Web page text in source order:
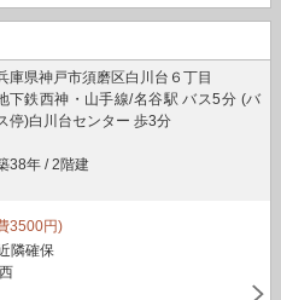
庫県神戸市須磨区白川台６丁目
下鉄西神・山手線/名谷駅 バス5分 (バ
停)白川台センター 歩3分
38年 / 2階建
3500円)
隣確保